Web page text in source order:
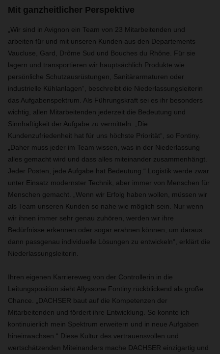
Mit ganzheitlicher Perspektive
„Wir sind in Avignon ein Team von 23 Mitarbeitenden und
arbeiten für und mit unseren Kunden aus den Departements
Vaucluse, Gard, Drôme Sud und Bouches du Rhône. Für sie
lagern und transportieren wir hauptsächlich Produkte wie
persönliche Schutzausrüstungen, Sanitärarmaturen oder
industrielle Kühlanlagen“, beschreibt die Niederlassungsleiterin
das Aufgabenspektrum. Als Führungskraft sei es ihr besonders
wichtig, allen Mitarbeitenden jederzeit die Bedeutung und
Sinnhaftigkeit der Aufgabe zu vermitteln. „Die
Kundenzufriedenheit hat für uns höchste Priorität“, so Fontiny.
„Daher muss jeder im Team wissen, was in der Niederlassung
alles gemacht wird und dass alles miteinander zusammenhängt.
Jeder Posten, jede Aufgabe hat Bedeutung.“ Logistik werde zwar
unter Einsatz modernster Technik, aber immer von Menschen für
Menschen gemacht. „Wenn wir Erfolg haben wollen, müssen wir
als Team unseren Kunden so nahe wie möglich sein. Nur wenn
wir ihnen immer sehr genau zuhören, werden wir ihre
Bedürfnisse erkennen oder sogar erahnen können, um daraus
dann passgenau individuelle Lösungen zu entwickeln“, erklärt die
Niederlassungsleiterin.
Ihren eigenen Karriereweg von der Controllerin in die
Leitungsposition sieht Allyssone Fontiny rückblickend als große
Chance. „DACHSER baut auf die Kompetenzen der
Mitarbeitenden und fördert ihre Entwicklung. So konnte ich
kontinuierlich mein Spektrum erweitern und in neue Aufgaben
hineinwachsen.“ Diese Kultur des vertrauensvollen und
wertschätzenden Miteinanders mache DACHSER einzigartig und